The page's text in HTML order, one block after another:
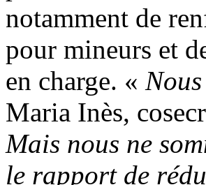
notamment de
pour mineurs et
en charge. «
Maria Inès,
Mais nous ne
le rapport de